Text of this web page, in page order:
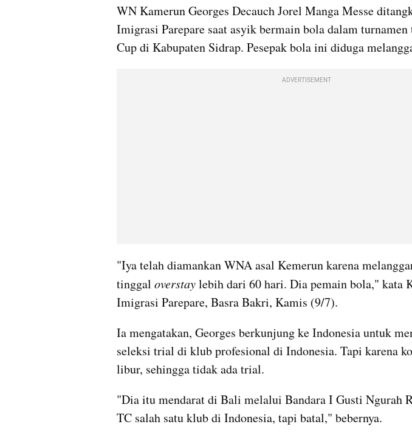
WN Kamerun Georges Decauch Jorel Manga Messe
Imigrasi Parepare saat asyik bermain bola dalam
Cup di Kabupaten Sidrap. Pesepak bola ini diduga
ADVERTISEMENT
"Iya telah diamankan WNA asal Kemerun karena
tinggal overstay lebih dari 60 hari. Dia pemain bola," kata
Imigrasi Parepare, Basra Bakri, Kamis (9/7).
Ia mengatakan, Georges berkunjung ke Indonesia untuk
seleksi trial di klub profesional di Indonesia. Tapi karena
libur, sehingga tidak ada trial.
"Dia itu mendarat di Bali melalui Bandara I Gusti Ngurah
TC salah satu klub di Indonesia, tapi batal," bebernya.